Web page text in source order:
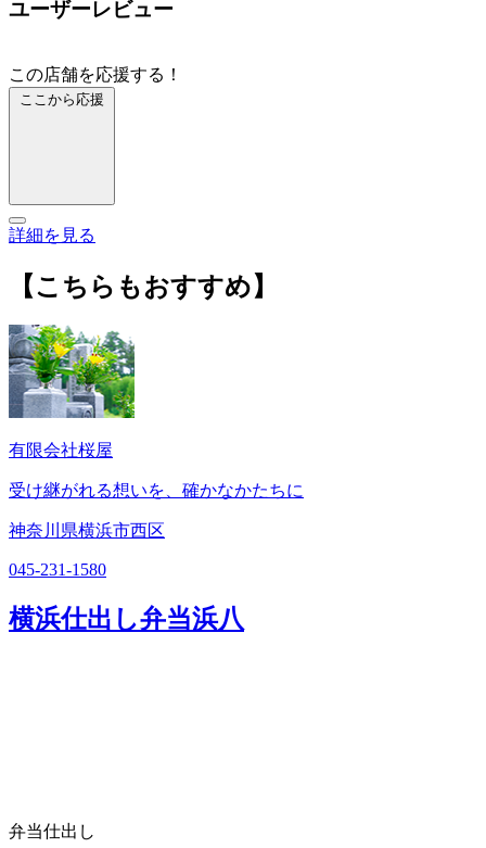
ユーザーレビュー
この店舗を応援する！
ここから応援
詳細を見る
【こちらもおすすめ】
有限会社桜屋
受け継がれる想いを、確かなかたちに
神奈川県横浜市西区
045-231-1580
横浜仕出し弁当浜八
弁当仕出し